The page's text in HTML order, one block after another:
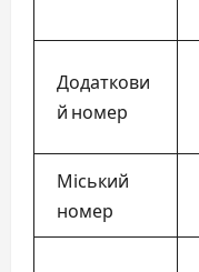
Додаткови
й номер
Міський
номер